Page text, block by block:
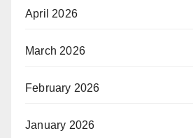
April 2026
March 2026
February 2026
January 2026